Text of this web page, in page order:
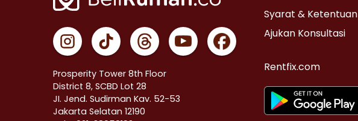
Prosperity Tower 8th Floor
District 8, SCBD Lot 28
JI. Jend. Sudirman Kav. 52-53
Jakarta Selatan 12190
Syarat & Ketentuan
Ajukan Konsultasi
Rentfix.com